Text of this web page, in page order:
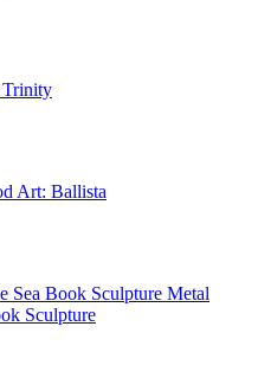
Trinity
Art: Ballista
Metal
Sculpture